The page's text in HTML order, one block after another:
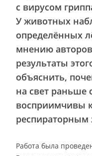
с вирусом
У животных
определённых
мнению
результаты
объяснить,
на свет раньше
восприимчивы
респираторным
Работа была